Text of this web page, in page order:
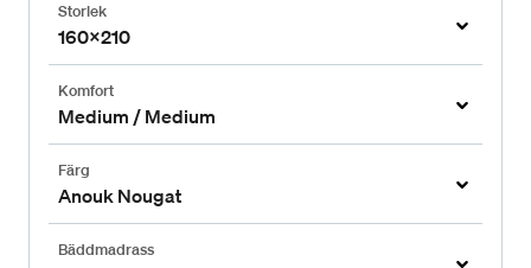
Storlek
160x210
Komfort
Medium / Medium
Färg
Anouk Nougat
Bäddmadrass